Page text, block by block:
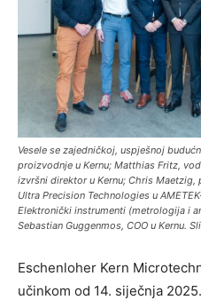
Vesele se zajedničkoj, uspješnoj
proizvodnje u Kernu; Matthias Fritz,
izvršni direktor u Kernu; Chris
Ultra Precision Technologies u
Elektronički instrumenti (metrologija i
Sebastian Guggenmos, COO u Kernu.
Eschenloher Kern
učinkom od 14. siječnja